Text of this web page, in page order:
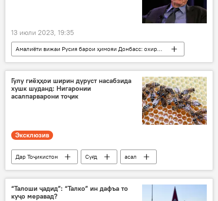
13 июли 2023, 19:35
Амалиёти вижаи Русия барои ҳимояи Донбасс: охирин хабарҳо
Русия
Дар Русия
ИМА
Украина
аслиҳа
амалиёти вижа
ҷанг
Гулу гиёҳҳои ширин дуруст насабзида
хушк шуданд: Нигаронии
асалпарварони тоҷик
Эксклюзив
Дар Тоҷикистон Суғд
асал
гулу гиёҳ
ҳавои гарм
таъсир
кишоварзӣ
“Талоши ҷадид”: “Талко” ин дафъа то
куҷо меравад?